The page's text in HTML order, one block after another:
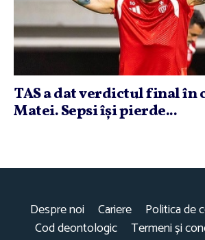
TAS a dat verdictul final în
Matei. Sepsi îşi pierde...
Despre noi Cariere
Politica de
Cod deontologic
Termeni și